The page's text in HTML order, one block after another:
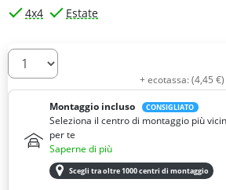
4x4 Estate
Quantità
+ ecotassa: (4,45 €
Montaggio incluso
CONSIGLIATO
Seleziona il centro di montaggio più
per te
Saperne di più
Scegli tra oltre 1000 centri di montaggio